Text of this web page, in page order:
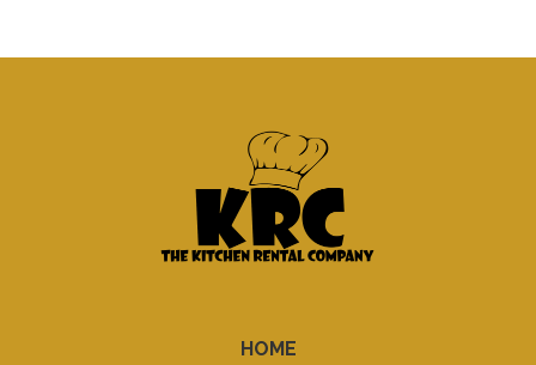
HOME